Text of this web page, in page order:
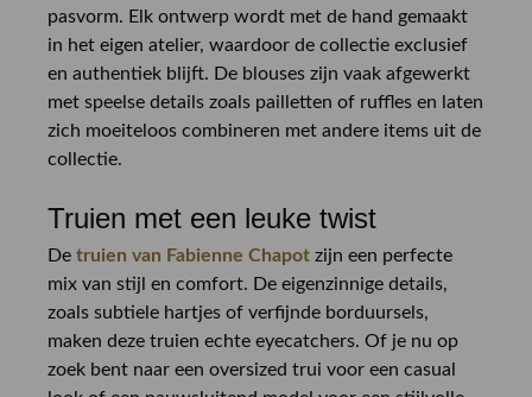
pasvorm. Elk ontwerp wordt met de hand gemaakt
in het eigen atelier, waardoor de collectie exclusief
en authentiek blijft. De blouses zijn vaak afgewerkt
met speelse details zoals pailletten of ruffles en laten
zich moeiteloos combineren met andere items uit de
collectie.
Truien met een leuke twist
De truien van Fabienne Chapot zijn een perfecte
mix van stijl en comfort. De eigenzinnige details,
zoals subtiele hartjes of verfijnde borduursels,
maken deze truien echte eyecatchers. Of je nu op
zoek bent naar een oversized trui voor een casual